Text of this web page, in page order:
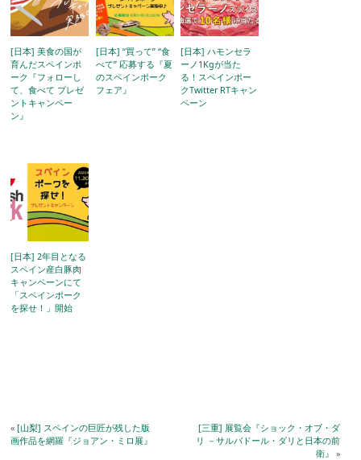
[日本] 美食の国が
育んだスペインポ
ーク『フォローし
て、食べて プレゼ
ントキャンペー
ン』
[日本] “買って” “食
べて” 応募する『夏
のスペインポーク
フェア』
[日本] ハモンセラ
ーノ1Kgが当た
る！⁠スペインポー
クTwitter RTキャン
ペーン
[日本] 2年目となる
スペイン産白豚肉
キャンペーンにて
「スペインポーク
を探せ！」開始
«[山梨] スペインの巨匠が残した版
画作品を網羅『ジョアン・ミロ展』
[三重] 展覧会『ショック・オブ・ダ
リ －サルバドール・ダリと日本の前
衛』 »